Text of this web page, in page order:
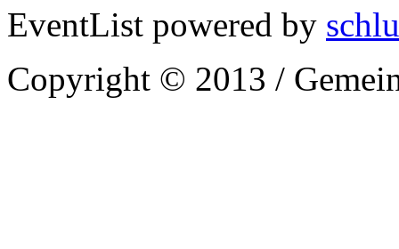
EventList powered by
Copyright © 2013 /